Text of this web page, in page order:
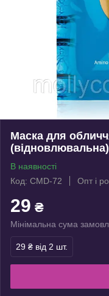
Маска для
В наявності
Код: CMD-72
Опт і
29 ₴
Мінімальна сума
29 ₴ від 2 шт.